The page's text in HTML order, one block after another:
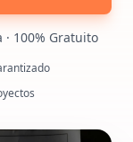
100% Gratuito